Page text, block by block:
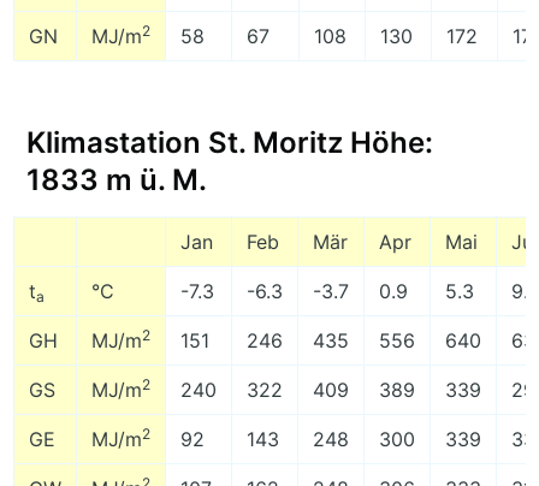
GN MJ/m2 58 67 108 130 172
Klimastation St. Moritz Höhe:
1833 m ü. M.
Jan Feb Mär Apr Mai
ta °C -7.3 -6.3 -3.7 0.9 5.3
GH MJ/m2 151 246 435 556 640
GS MJ/m2 240 322 409 389 339
GE MJ/m2 92 143 248 300 339